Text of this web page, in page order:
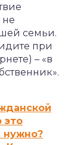
не
семьи.
при
– «в
это
нужно?